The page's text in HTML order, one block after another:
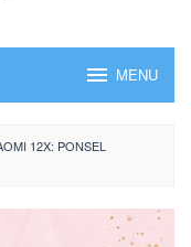
MENU
12X: PONSEL